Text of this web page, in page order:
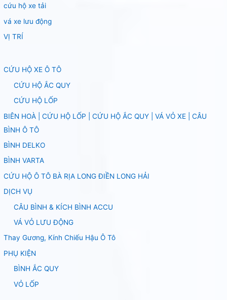
cứu hộ xe tải
vá xe lưu động
VỊ TRÍ
CỨU HỘ XE Ô TÔ
CỨU HỘ ẮC QUY
CỨU HỘ LỐP
BIÊN HOÀ | CỨU HỘ LỐP | CỨU HỘ ẮC QUY | VÁ VỎ XE | CÂU
BÌNH Ô TÔ
BÌNH DELKO
BÌNH VARTA
CỨU HỘ Ô TÔ BÀ RỊA LONG ĐIỀN LONG HẢI
DỊCH VỤ
CÂU BÌNH & KÍCH BÌNH ACCU
VÁ VỎ LƯU ĐỘNG
Thay Gương, Kính Chiếu Hậu Ô Tô
PHỤ KIỆN
BÌNH ẮC QUY
VỎ LỐP